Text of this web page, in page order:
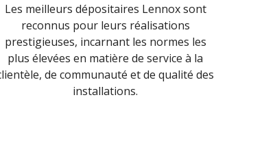
Les meilleurs dépositaires Lennox sont
reconnus pour leurs réalisations
prestigieuses, incarnant les normes les
plus élevées en matière de service à la
de communauté et de qualité des
installations.